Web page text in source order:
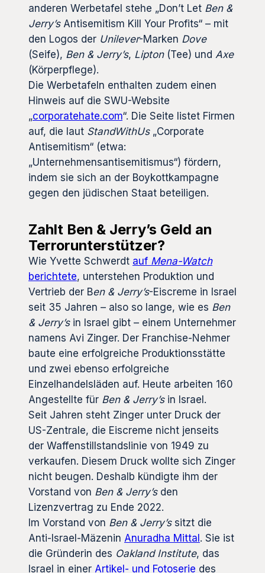
anderen Werbetafel stehe „Don’t Let Ben &
Jerry’s Antisemitism Kill Your Profits“ – mit
den Logos der Unilever-Marken Dove
(Seife), Ben & Jerry’s, Lipton (Tee) und Axe
(Körperpflege).
Die Werbetafeln enthalten zudem einen
Hinweis auf die SWU-Website
„corporatehate.com“. Die Seite listet Firmen
auf, die laut StandWithUs„Corporate
Antisemitism“ (etwa:
„Unternehmensantisemitismus“) fördern,
indem sie sich an der Boykottkampagne
gegen den jüdischen Staat beteiligen.
Zahlt Ben & Jerry’s Geld an
Terrorunterstützer?
Wie Yvette Schwerdt auf Mena-Watch
berichtete, unterstehen Produktion und
Vertrieb der Ben & Jerry’s-Eiscreme in Israel
seit 35 Jahren – also so lange, wie es Ben
& Jerry’sin Israel gibt – einem Unternehmer
namens Avi Zinger. Der Franchise-Nehmer
baute eine erfolgreiche Produktionsstätte
und zwei ebenso erfolgreiche
Einzelhandelsläden auf. Heute arbeiten 160
Angestellte für Ben & Jerry’sin Israel.
Seit Jahren steht Zinger unter Druck der
US-Zentrale, die Eiscreme nicht jenseits
der Waffenstillstandslinie von 1949 zu
verkaufen. Diesem Druck wollte sich Zinger
nicht beugen. Deshalb kündigte ihm der
Vorstand von Ben & Jerry’s den
Lizenzvertrag zu Ende 2022.
Im Vorstand von Ben & Jerry’ssitzt die
Anti-Israel-Mäzenin Anuradha Mittal. Sie ist
die Gründerin des Oakland Institute, das
Israel in einer Artikel- und Fotoserie des